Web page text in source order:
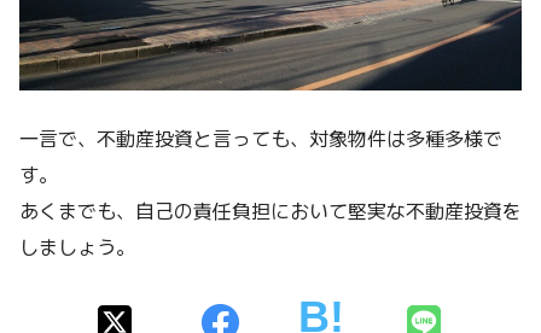
一言で、不動産投資と言っても、対象物件は多種多様で
す。
あくまでも、自己の責任負担において堅実な不動産投資を
しましょう。